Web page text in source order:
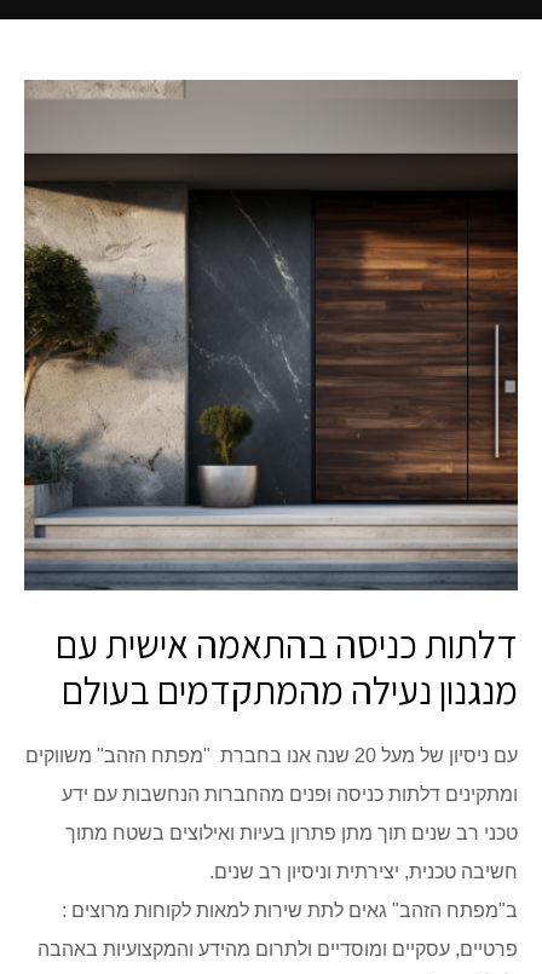
דלתות כניסה בהתאמה אישית עם
מנגנון נעילה מהמתקדמים בעולם
עם ניסיון של מעל 20 שנה אנו בחברת "מפתח הזהב" משווקים
ומתקינים דלתות כניסה ופנים מהחברות הנחשבות עם ידע
טכני רב שנים תוך מתן פתרון בעיות ואילוצים בשטח מתוך
חשיבה טכנית, יצירתית וניסיון רב שנים.
ב"מפתח הזהב" גאים לתת שירות למאות לקוחות מרוצים :
פרטיים, עסקיים ומוסדיים ולתרום מהידע והמקצועיות באהבה